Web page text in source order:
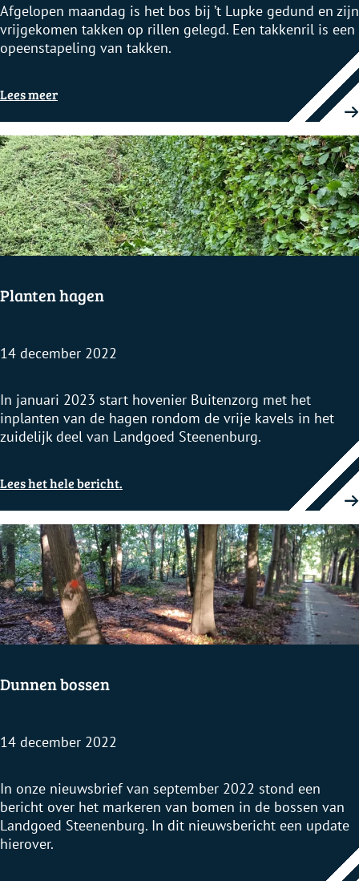
R
i
l
n
b
i
j
‘
t
L
u
p
e
Afgelopen maandag is het bos bij ’t Lupke gedund en zijn
vrijgekomen takken op rillen gelegd. Een takkenril is een
opeenstapeling van takken.
Lees meer
Planten hagen
14 december 2022
P
l
a
e
n
h
a
g
e
n
In januari 2023 start hovenier Buitenzorg met het
inplanten van de hagen rondom de vrije kavels in het
zuidelijk deel van Landgoed Steenenburg.
Lees het hele bericht.
Dunnen bossen
14 december 2022
D
u
n
n
In onze nieuwsbrief van september 2022 stond een
bericht over het markeren van bomen in de bossen van
Landgoed Steenenburg. In dit nieuwsbericht een update
hierover.